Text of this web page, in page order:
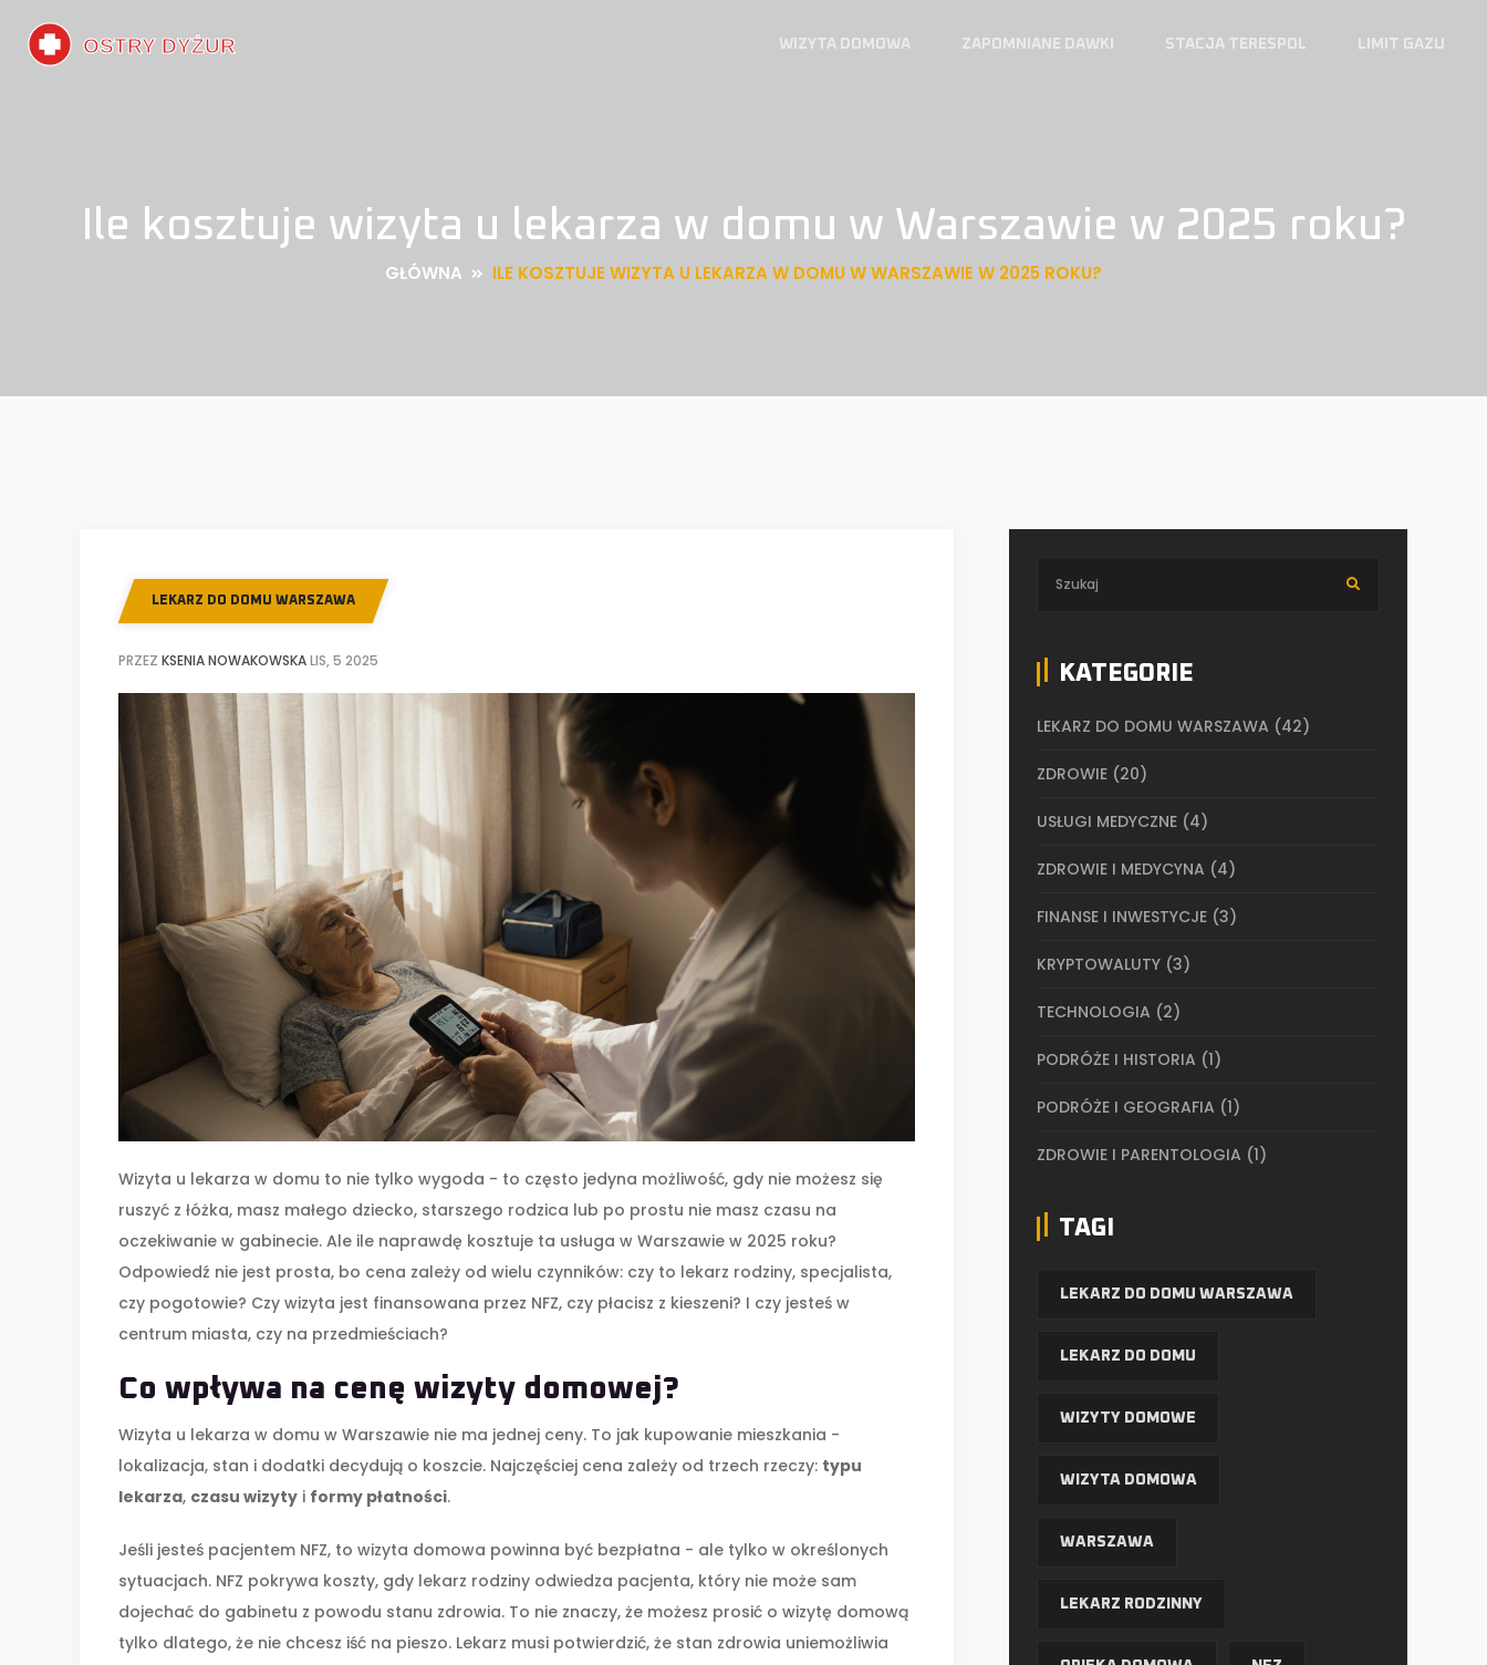
WIZYTA DOMOWA ZAPOMNIANE DAWKI STACJA TERESPOL LIMIT GAZU
Ile kosztuje wizyta u lekarza w domu w Warszawie w 2025 roku?
GŁÓWNA ILE KOSZTUJE WIZYTA U LEKARZA W DOMU W WARSZAWIE W 2025 ROKU?
LEKARZ DO DOMU WARSZAWA
PRZEZ KSENIA NOWAKOWSKALIS, 5 2025
Wizyta u lekarza w domu to nie tylko wygoda - to często jedyna możliwość, gdy nie możesz się
ruszyć z łóżka, masz małego dziecko, starszego rodzica lub po prostu nie masz czasu na
oczekiwanie w gabinecie. Ale ile naprawdę kosztuje ta usługa w Warszawie w 2025 roku?
Odpowiedź nie jest prosta, bo cena zależy od wielu czynników: czy to lekarz rodziny, specjalista,
czy pogotowie? Czy wizyta jest finansowana przez NFZ, czy płacisz z kieszeni? I czy jesteś w
centrum miasta, czy na przedmieściach?
Co wpływa na cenę wizyty domowej?
Wizyta u lekarza w domu w Warszawie nie ma jednej ceny. To jak kupowanie mieszkania -
lokalizacja, stan i dodatki decydują o koszcie. Najczęściej cena zależy od trzech rzeczy: typu
lekarza, czasu wizyty i formy płatności.
Jeśli jesteś pacjentem NFZ, to wizyta domowa powinna być bezpłatna - ale tylko w określonych
sytuacjach. NFZ pokrywa koszty, gdy lekarz rodziny odwiedza pacjenta, który nie może sam
dojechać do gabinetu z powodu stanu zdrowia. To nie znaczy, że możesz prosić o wizytę domową
tylko dlatego, że nie chcesz iść na pieszo. Lekarz musi potwierdzić, że stan zdrowia uniemożliwia
KATEGORIE
LEKARZ DO DOMU WARSZAWA (42)
ZDROWIE (20)
USŁUGI MEDYCZNE (4)
ZDROWIE I MEDYCYNA (4)
FINANSE I INWESTYCJE (3)
KRYPTOWALUTY (3)
TECHNOLOGIA (2)
PODRÓŻE I HISTORIA (1)
PODRÓŻE I GEOGRAFIA (1)
ZDROWIE I PARENTOLOGIA (1)
TAGI
LEKARZ DO DOMU WARSZAWA
LEKARZ DO DOMU
WIZYTY DOMOWE
WIZYTA DOMOWA
WARSZAWA
LEKARZ RODZINNY